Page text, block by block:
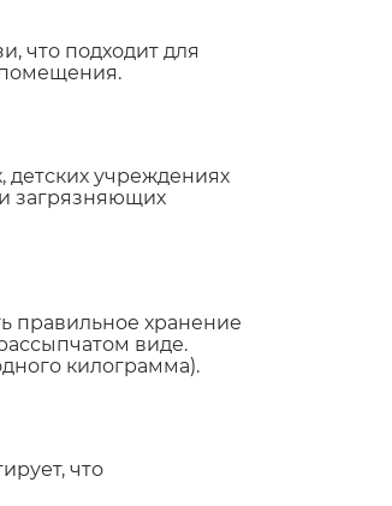
что подходит для
помещения.
детских учреждениях
загрязняющих
правильное хранение
виде.
килограмма).
что